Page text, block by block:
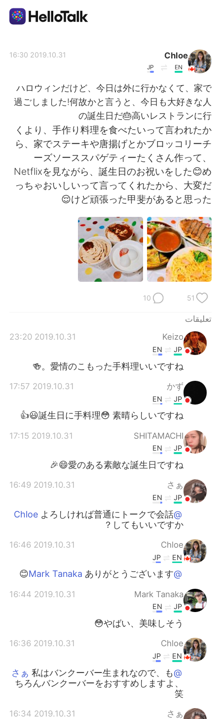
العربية
English 简体中文
繁體中文 Español
Deutsch
한국어
ไทย
Italiano
Chloe
EN
JP
2019.10.31 16:30
ハロウィンだけど、今日は外に行かなくて、家で
過ごしました!何故かと言うと、今日も大好きな人
の誕生日だ🎂高いレストランに行
くより、手作り料理を食べたいって言われたか
ら、家でステーキや唐揚げとかブロッコリーチ
ーズソーススパゲティーたくさん作って、
Netflixを見ながら、誕生日のお祝いをした😊め
っちゃおいしいって言ってくれたから、大変だ
けど頑張った甲斐があると思った😌
51
10
تعليقات
Keizo
2019.10.31 23:20
JP
EN
愛情のこもった手料理いいですね。🍻
かず
2019.10.31 17:57
JP
EN
誕生日に手料理😳 素晴らしいですね😃👍
SHITAMACHI
2019.10.31 17:15
JP
EN
愛のある素敵な誕生日ですね😄🎉
さぁ
2019.10.31 16:49
JP
EN
@Chloe
よろしければ普通にトークで会話
してもいいですか？
Chloe
2019.10.31 16:46
EN
JP
@Mark Tanaka
ありがとうございます😊
Mark Tanaka
2019.10.31 16:44
JP
EN
やばい、美味しそう😳
Chloe
2019.10.31 16:36
EN
JP
@さぁ
私はバンクーバー生まれなので、も
ちろんバンクーバーをおすすめしますよ、
笑
さぁ
2019.10.31 16:34